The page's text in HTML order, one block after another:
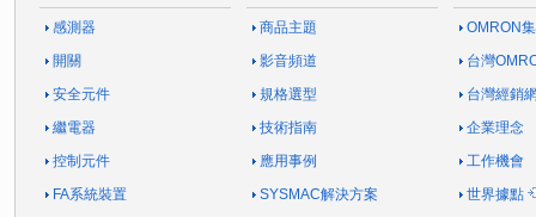
感測器
開關
安全元件
繼電器
控制元件
FA系統裝置
商品主題
影音頻道
規格選型
技術指南
應用事例
SYSMAC解決方案
OMRON
台灣
台灣經銷
企業理念
工作機會
世界據點